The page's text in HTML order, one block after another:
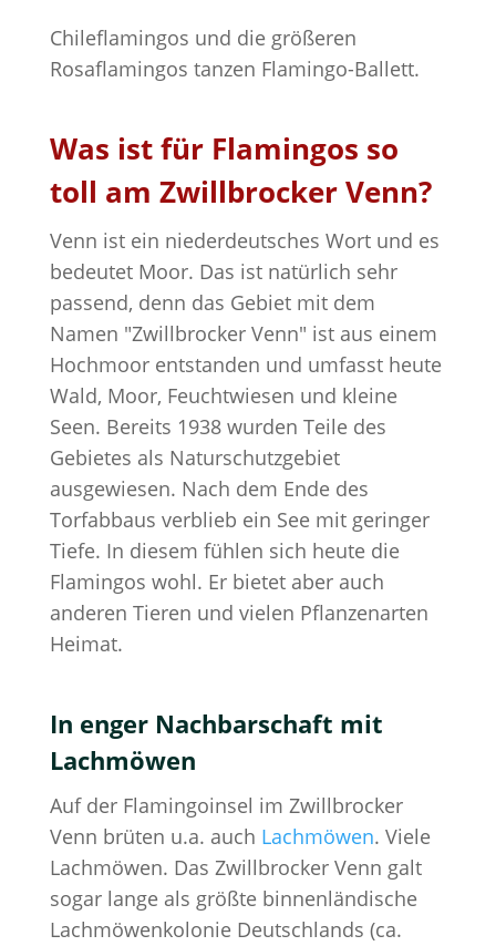
Chileflamingos und die größeren
Rosaflamingos tanzen Flamingo-Ballett.
Was ist für Flamingos so
toll am Zwillbrocker Venn?
Venn ist ein niederdeutsches Wort und es
bedeutet Moor. Das ist natürlich sehr
passend, denn das Gebiet mit dem
Namen "Zwillbrocker Venn" ist aus einem
Hochmoor entstanden und umfasst heute
Wald, Moor, Feuchtwiesen und kleine
Seen. Bereits 1938 wurden Teile des
Gebietes als Naturschutzgebiet
ausgewiesen. Nach dem Ende des
Torfabbaus verblieb ein See mit geringer
Tiefe. In diesem fühlen sich heute die
Flamingos wohl. Er bietet aber auch
anderen Tieren und vielen Pflanzenarten
Heimat.
In enger Nachbarschaft mit
Lachmöwen
Auf der Flamingoinsel im Zwillbrocker
Venn brüten u.a. auch Lachmöwen. Viele
Lachmöwen. Das Zwillbrocker Venn galt
sogar lange als größte binnenländische
Lachmöwenkolonie Deutschlands (ca.